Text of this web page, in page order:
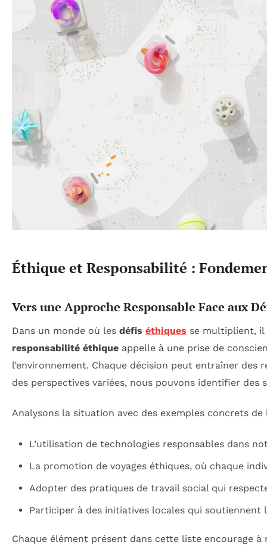
Éthique et Responsabilité :
Vers une Approche Responsable Face aux
Dans un monde où les défis éthiques se multiplient,
responsabilité éthique appelle à une prise de
l’environnement. Chaque décision peut entraîner des
des perspectives variées, nous pouvons identifier
Analysons la situation avec des exemples concrets
L’utilisation de technologies responsables dans
La promotion de voyages éthiques, où chaque
Adopter des pratiques de travail social qui
Participer à des initiatives locales qui soutiennent
Chaque élément présent dans cette liste encourage